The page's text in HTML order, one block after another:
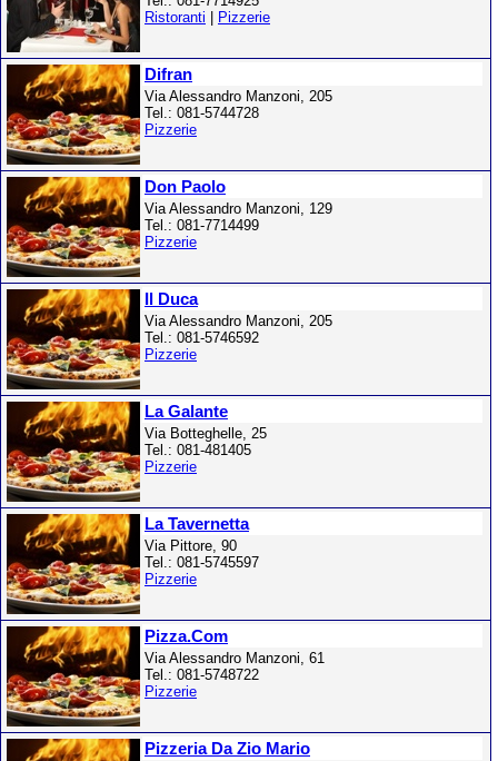
Ristoranti
Pizzerie
Difran
Via Alessandro Manzoni, 205
Tel.: 081-5744728
Pizzerie
Don Paolo
Via Alessandro Manzoni, 129
Tel.: 081-7714499
Pizzerie
Il Duca
Via Alessandro Manzoni, 205
Tel.: 081-5746592
Pizzerie
La Galante
Via Botteghelle, 25
Tel.: 081-481405
Pizzerie
La Tavernetta
Via Pittore, 90
Tel.: 081-5745597
Pizzerie
Pizza.Com
Via Alessandro Manzoni, 61
Tel.: 081-5748722
Pizzerie
Pizzeria Da Zio Mario